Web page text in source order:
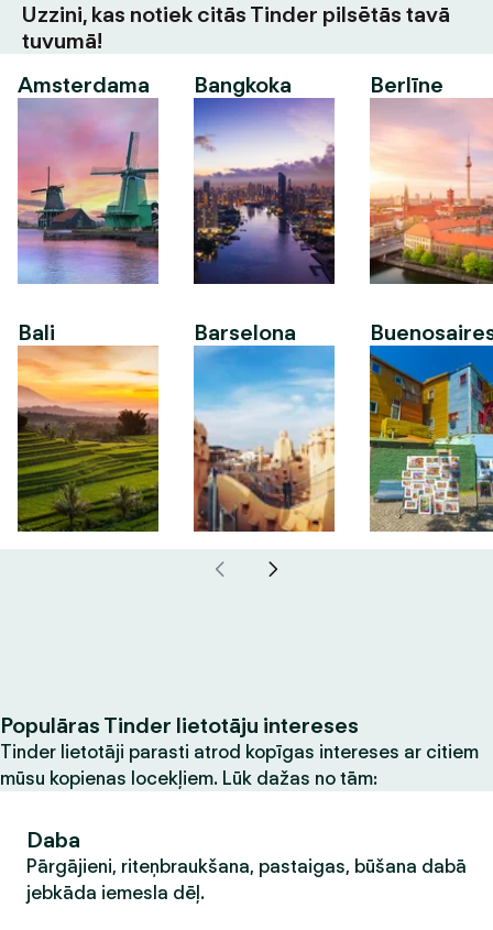
Uzzini, kas notiek citās Tinder pilsētās tavā
tuvumā!
Amsterdama
Bali
Bangkoka
Barselona
Berlīne
Populāras Tinder lietotāju intereses
Tinder lietotāji parasti atrod kopīgas intereses ar citiem
mūsu kopienas locekļiem. Lūk dažas no tām:
Daba
Pārgājieni, riteņbraukšana, pastaigas, būšana dabā
jebkāda iemesla dēļ.